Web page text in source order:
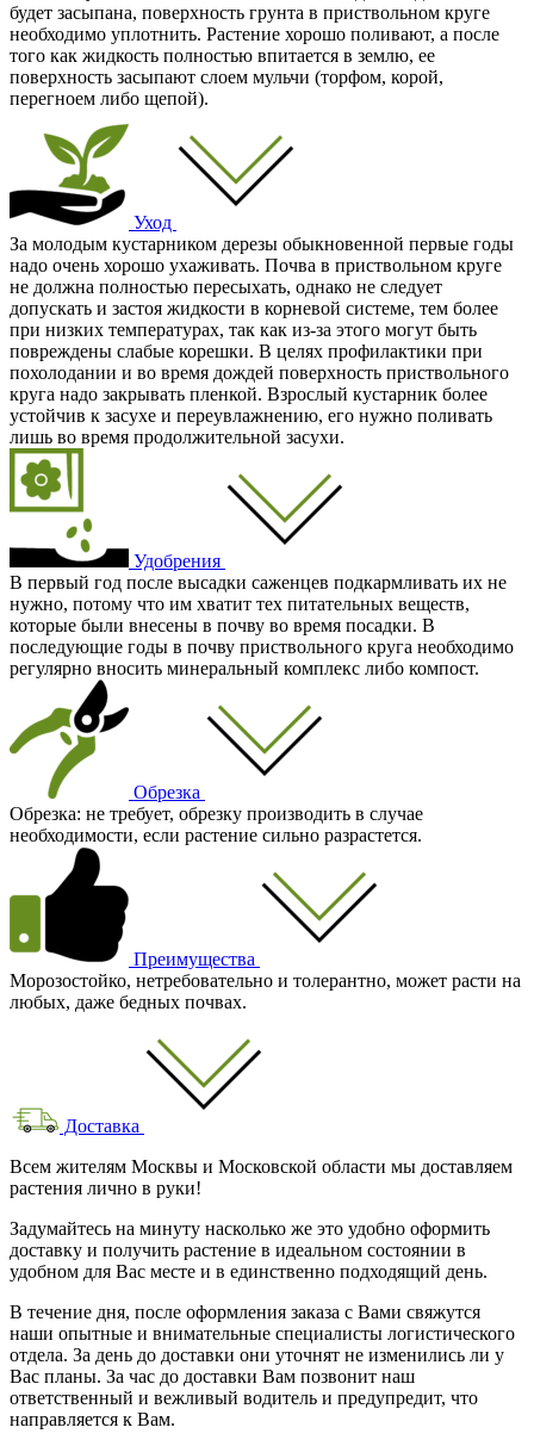
будет засыпана, поверхность грунта в приствольном круге
необходимо уплотнить. Растение хорошо поливают, а после
того как жидкость полностью впитается в землю, ее
поверхность засыпают слоем мульчи (торфом, корой,
перегноем либо щепой).
Уход
За молодым кустарником дерезы обыкновенной первые годы
надо очень хорошо ухаживать. Почва в приствольном круге
не должна полностью пересыхать, однако не следует
допускать и застоя жидкости в корневой системе, тем более
при низких температурах, так как из-за этого могут быть
повреждены слабые корешки. В целях профилактики при
похолодании и во время дождей поверхность приствольного
круга надо закрывать пленкой. Взрослый кустарник более
устойчив к засухе и переувлажнению, его нужно поливать
лишь во время продолжительной засухи.
Удобрения
В первый год после высадки саженцев подкармливать их не
нужно, потому что им хватит тех питательных веществ,
которые были внесены в почву во время посадки. В
последующие годы в почву приствольного круга необходимо
регулярно вносить минеральный комплекс либо компост.
Обрезка
Обрезка: не требует, обрезку производить в случае
необходимости, если растение сильно разрастется.
Преимущества
Морозостойко, нетребовательно и толерантно, может расти на
любых, даже бедных почвах.
Доставка
Всем жителям Москвы и Московской области мы доставляем
растения лично в руки!
Задумайтесь на минуту насколько же это удобно оформить
доставку и получить растение в идеальном состоянии в
удобном для Вас месте и в единственно подходящий день.
В течение дня, после оформления заказа с Вами свяжутся
наши опытные и внимательные специалисты логистического
отдела. За день до доставки они уточнят не изменились ли у
Вас планы. За час до доставки Вам позвонит наш
ответственный и вежливый водитель и предупредит, что
направляется к Вам.